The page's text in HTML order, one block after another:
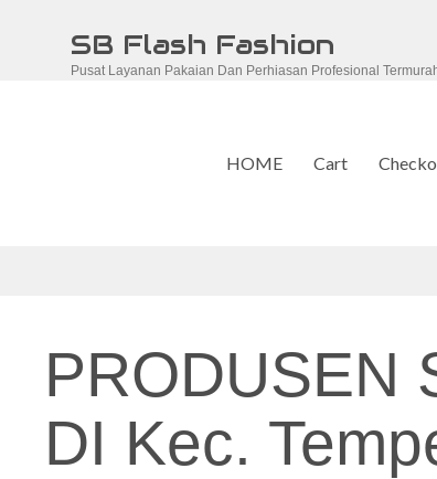
SB Flash Fashion
Pusat Layanan Pakaian Dan Perhiasan Profesional
HOME Cart
PRODUSEN
DI Kec.